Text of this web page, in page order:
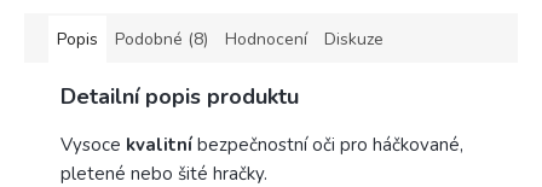
Popis Podobné (8) Hodnocení Diskuze
Detailní popis produktu
Vysoce kvalitní bezpečnostní oči pro háčkované,
pletené nebo šité hračky.